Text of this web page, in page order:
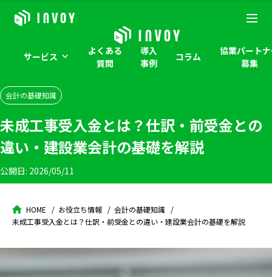
サービス
よくある
質問
導入
事例
コラム
協業パート
募集
会計の基礎知識
未成工事受入金とは？仕訳・前受金との
違い・建設業会計の基礎を解説
公開日: 2026/05/11
HOME お役立ち情報
会計の基礎知識
未成工事受入金とは？仕訳・前受金との違い・建設業会計の基礎を解説